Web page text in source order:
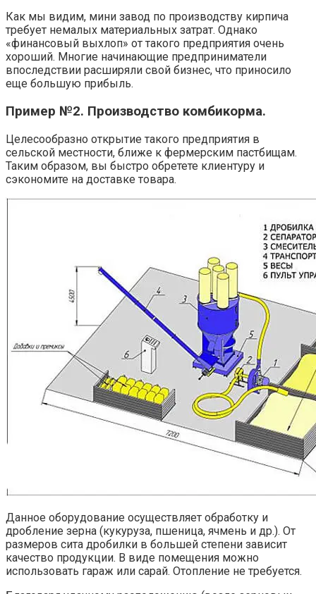
Как мы видим, мини завод по производству кирпича
требует немалых материальных затрат. Однако
«финансовый выхлоп» от такого предприятия очень
хороший. Многие начинающие предприниматели
впоследствии расширяли свой бизнес, что приносило
еще большую прибыль.
Пример №2. Производство комбикорма.
Целесообразно открытие такого предприятия в
сельской местности, ближе к фермерским пастбищам.
Таким образом, вы быстро обретете клиентуру и
сэкономите на доставке товара.
Данное оборудование осуществляет обработку и
дробление зерна (кукуруза, пшеница, ячмень и др.). От
размеров сита дробилки в большей степени зависит
качество продукции. В виде помещения можно
использовать гараж или сарай. Отопление не требуется.